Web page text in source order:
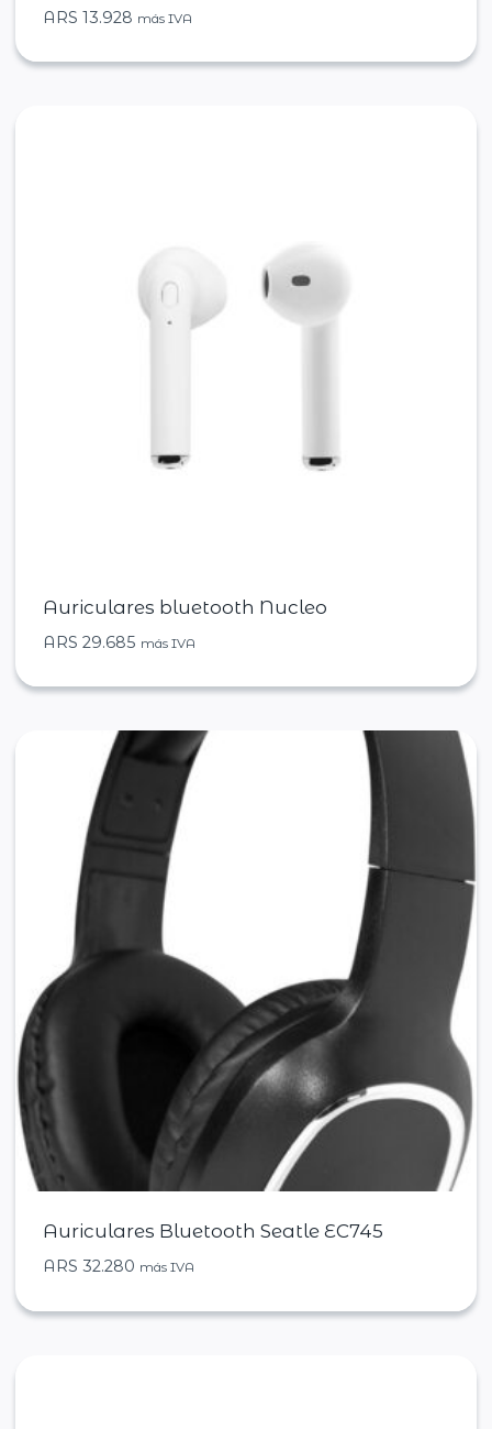
ARS 13.928 más IVA
Auriculares bluetooth Nucleo
ARS 29.685 más IVA
Auriculares Bluetooth Seatle EC745
ARS 32.280 más IVA